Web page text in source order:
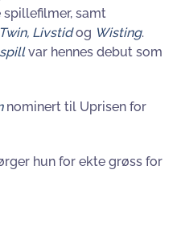
samt
Twin, Livstidog Wisting.
var hennes debut som
nominert til Uprisen for
hun for ekte grøss for